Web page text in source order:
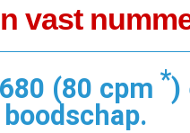
vast
(80 cpm *)